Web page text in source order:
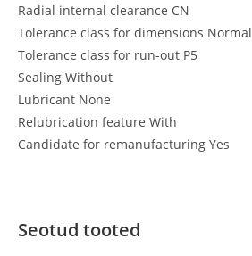
Radial internal clearance CN
Tolerance class for dimensions Normal
Tolerance class for run-out P5
Sealing Without
Lubricant None
Relubrication feature With
Candidate for remanufacturing Yes
Seotud tooted